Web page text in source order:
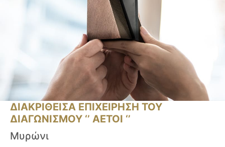
ΔΙΑΚΡΙΘΕΙΣΑ ΕΠΙΧΕΙΡΗΣΗ ΤΟΥ
ΔΙΑΓΩΝΙΣΜΟΥ ‘’ ΑΕΤΟΙ ‘’
Μυρώνι